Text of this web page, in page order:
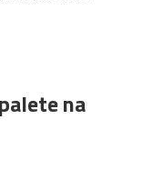
na